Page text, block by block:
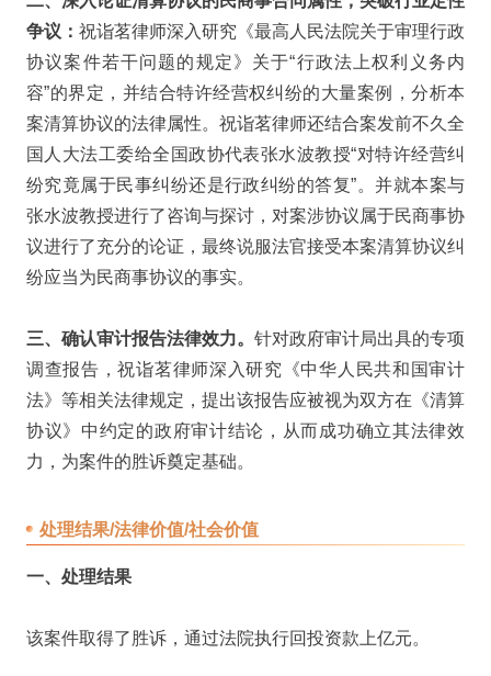
争议： 祝诣茗律师深入研究《最高人民法院关于审理行政
协议案件若干问题的规定》关于“行政法上权利义务内
容”的界定，并结合特许经营权纠纷的大量案例，分析本
案清算协议的法律属性。祝诣茗律师还结合案发前不久全
国人大法工委给全国政协代表张水波教授“对特许经营纠
纷究竟属于民事纠纷还是行政纠纷的答复”。并就本案与
张水波教授进行了咨询与探讨，对案涉协议属于民商事协
议进行了充分的论证，最终说服法官接受本案清算协议纠
纷应当为民商事协议的事实。
三、确认审计报告法律效力。 针对政府审计局出具的专项
调查报告，祝诣茗律师深入研究《中华人民共和国审计
法》等相关法律规定，提出该报告应被视为双方在《清算
协议》中约定的政府审计结论，从而成功确立其法律效
力，为案件的胜诉奠定基础。
处理结果/法律价值/社会价值
一、处理结果
该案件取得了胜诉，通过法院执行回投资款上亿元。